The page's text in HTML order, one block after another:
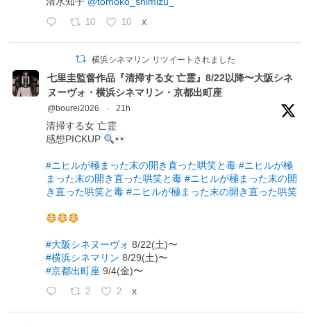
10 10 X
横浜シネマリン リツイートされました
七里圭監督作品『清掃する女 亡霊』8/22以降〜大阪シネ
ヌーヴォ・横浜シネマリン・京都出町座
@bourei2026 · 21h
清掃する女 亡霊
感想PICKUP
#ニヒルが極まった末の開き直った哄笑と毒 #ニヒルが極
まった末の開き直った哄笑と毒 #ニヒルが極まった末の開
き直った哄笑と毒 #ニヒルが極まった末の開き直った哄笑
#大阪シネヌーヴォ 8/22(土)〜
#横浜シネマリン 8/29(土)〜
#京都出町座 9/4(金)〜
2 2 X